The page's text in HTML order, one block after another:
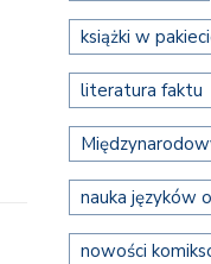
książki w
literatura faktu
nauka języków
nowości